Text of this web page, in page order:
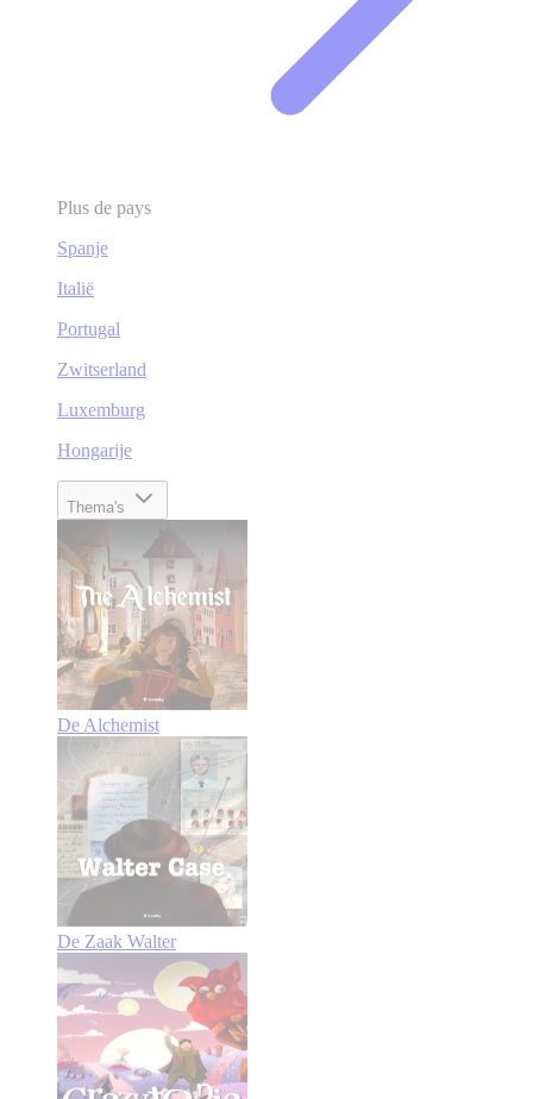
Plus de pays
Spanje
Italië
Portugal
Zwitserland
Luxemburg
Hongarije
Thema's
De Alchemist
De Zaak Walter